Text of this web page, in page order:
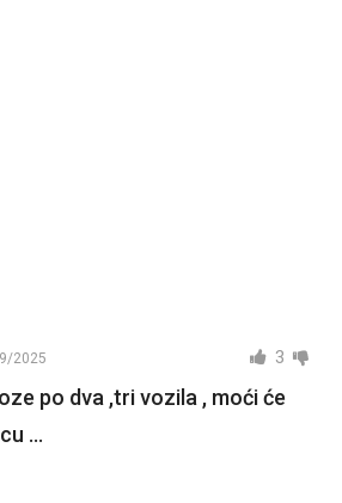
2025 3
po dva ,tri vozila , moći će
…